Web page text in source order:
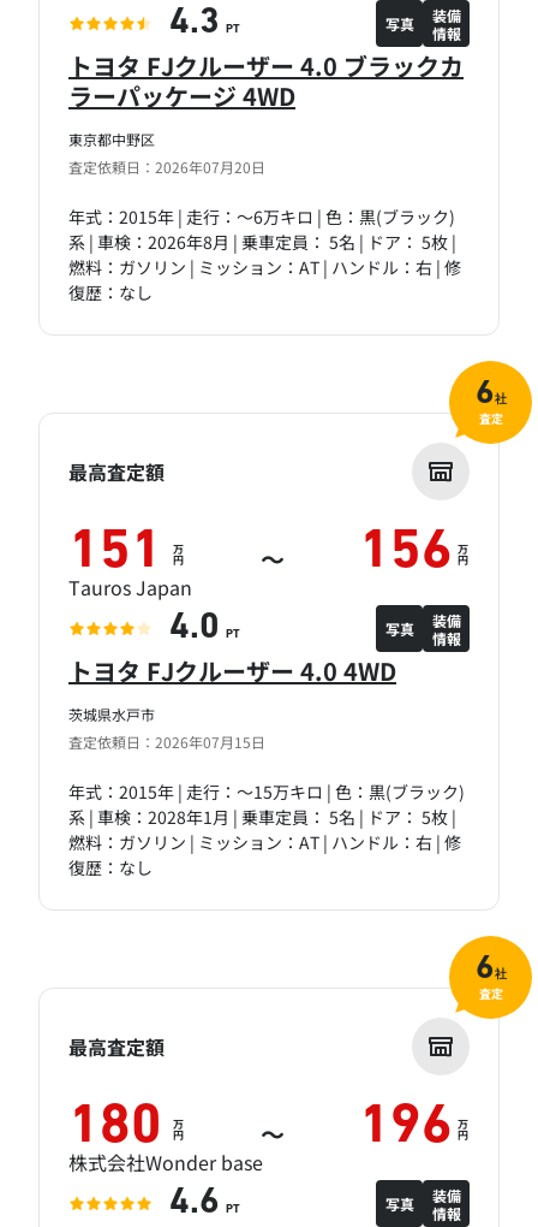
東京都中野区
査定依頼日：2026年07月20日
トヨタ FJクルーザー 4.0 ブラックカ
ラーパッケージ 4WD
年式：2015年 | 走行：～6万キロ | 色：黒(ブラック)
系 | 車検：2026年8月 | 乗車定員： 5名 | ドア： 5枚 |
燃料：ガソリン | ミッション：AT | ハンドル：右 | 修
復歴：なし
4.3 PT 写真
装備
情報
茨城県水戸市
査定依頼日：2026年07月15日
トヨタ FJクルーザー 4.0 4WD
年式：2015年 | 走行：～15万キロ | 色：黒(ブラック)
系 | 車検：2028年1月 | 乗車定員： 5名 | ドア： 5枚 |
燃料：ガソリン | ミッション：AT | ハンドル：右 | 修
復歴：なし
最高査定額
151 万
円 ～ 156 万
円
Tauros Japan
4.0 PT 写真
装備
情報
6社
査定
最高査定額
180 万
円 ～ 196 万
円
株式会社Wonder base
4.6 PT 写真
装備
情報
6社
査定